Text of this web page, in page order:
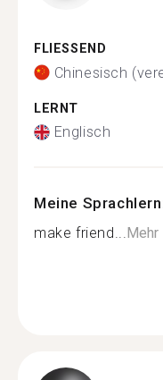
FLIESSEND
Chinesisch
LERNT
Englisch
Meine
make friend...Mehr